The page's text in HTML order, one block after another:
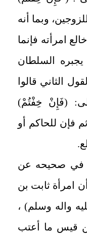
وبما أنه
امرأته فإنما
يجبره السلطان
القول الثاني قالوا
(فَإِنْ خِفْتُمْ)
فإن للحاكم أو
في صحيحه عن
امرأة ثابت بن
واله وسلم) ،
قيس ما أعتب